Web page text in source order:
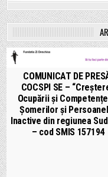
COMUNICAT DE
COCSPI SE –
Ocupării și
Șomerilor și
Inactive din regiunea
– cod SMIS 157194